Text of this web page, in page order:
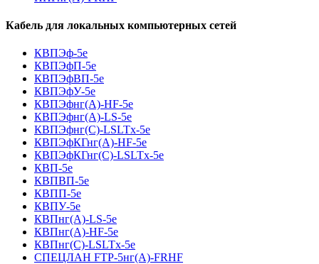
Кабель для локальных компьютерных сетей
КВПЭф-5е
КВПЭфП-5е
КВПЭфВП-5е
КВПЭфУ-5е
КВПЭфнг(А)-HF-5е
КВПЭфнг(А)-LS-5е
КВПЭфнг(С)-LSLTx-5е
КВПЭфКГнг(А)-HF-5е
КВПЭфКГнг(С)-LSLTx-5е
КВП-5е
КВПВП-5е
КВПП-5е
КВПУ-5е
КВПнг(А)-LS-5е
КВПнг(А)-HF-5е
КВПнг(С)-LSLTx-5е
СПЕЦЛАН FTP-5нг(А)-FRHF